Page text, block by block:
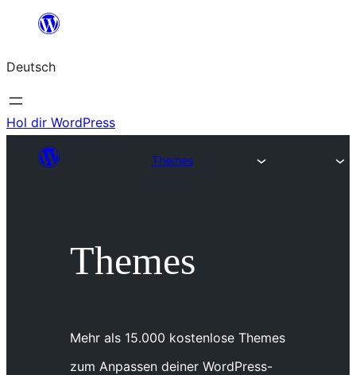
springen
Deutsch
Hol dir WordPress
Themes
Themes
Mehr als 15.000 kostenlose Themes
zum Anpassen deiner WordPress-